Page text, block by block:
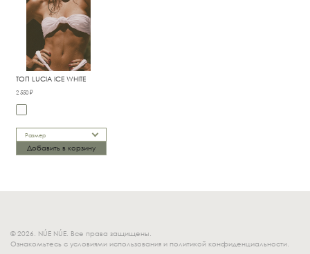
ТОП LUCIA ICE WHITE
2 550 ₽
Размер
Добавить в корзину
© 2026. NÚE NÚE. Все права защищены.
Ознакомьтесь с условиями использования и политикой конфиденциальности.